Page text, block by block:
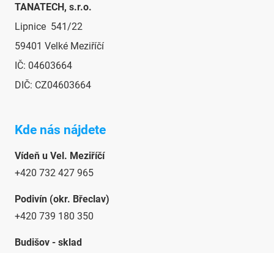
TANATECH, s.r.o.
Lipnice 541/22
59401 Velké Meziříčí
IČ: 04603664
DIČ: CZ04603664
Kde nás nájdete
Vídeň u Vel. Meziříčí
+420 732 427 965
Podivín (okr. Břeclav)
+420 739 180 350
Budišov - sklad